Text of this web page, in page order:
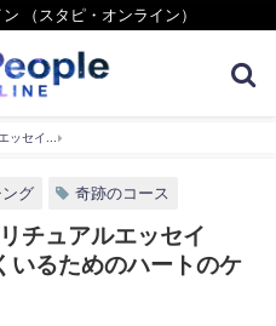
（スタピ・オンライン）
ッセイ
ング 奇跡のコース
チュアルエッセイ
いるためのハートのケ